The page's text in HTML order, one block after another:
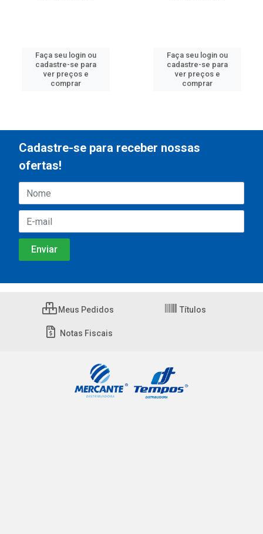
Faça seu login ou
cadastre-se para
ver preços e
comprar
Faça seu login ou
cadastre-se para
ver preços e
comprar
Cadastre-se para receber nossas
ofertas!
Meus Pedidos Títulos
Notas Fiscais